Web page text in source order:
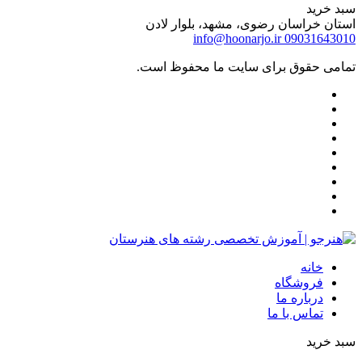
سبد خرید
استان خراسان رضوی، مشهد، بلوار لادن
09031643010
info@hoonarjo.ir
تمامی حقوق برای سایت ما محفوظ است.
خانه
فروشگاه
درباره ما
تماس با ما
سبد خرید